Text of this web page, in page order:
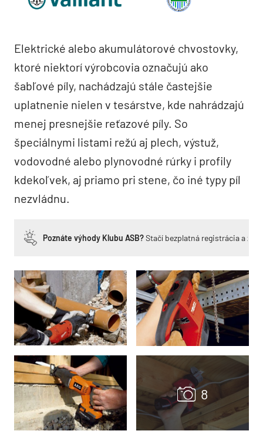
Elektrické alebo akumulátorové chvostovky,
ktoré niektorí výrobcovia označujú ako
šabľové píly, nachádzajú stále častejšie
uplatnenie nielen v tesárstve, kde nahrádzajú
menej presnejšie reťazové píly. So
špeciálnymi listami režú aj plech, výstuž,
vodovodné alebo plynovodné rúrky i profily
kdekoľvek, aj priamo pri stene, čo iné typy píl
nezvládnu.
Poznáte výhody Klubu ASB?Stačí bezplatná registrácia a